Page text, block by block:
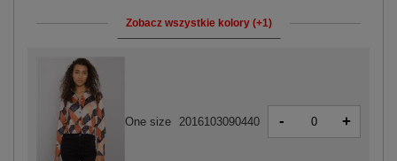
Zobacz wszystkie kolory (+1)
One size 2016103090440 - +